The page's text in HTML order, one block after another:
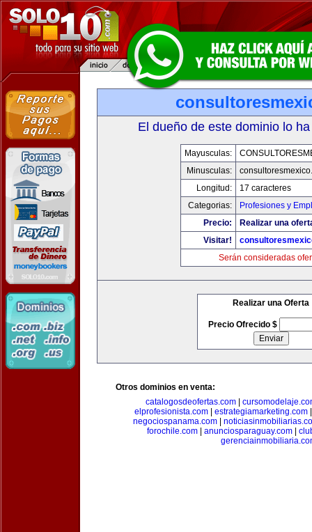
El dueño de este dominio lo
Mayusculas:
Minusculas:
Longitud:
17 caracteres
Categorias:
Profesiones y
Precio:
Realizar una
Visitar!
Serán consideradas
Realizar una Oferta
Precio Ofrecido $
Otros dominios en venta:
catalogosdeofertas.com|
elprofesionista.com
estrategiamarketing.com
negociospanama.com
forochile.com| anunciosparaguay.com|